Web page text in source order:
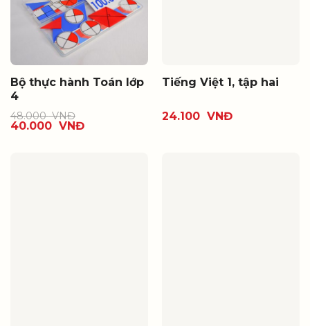
Bộ thực hành Toán lớp
4
48.000VNĐ
40.000 VNĐ
Tiếng Việt 1, tập hai
24.100 VNĐ